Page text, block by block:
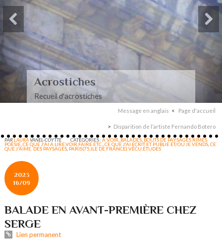
Acrostiches
Recueil d'acrostiches
Message en anglais Page d'accueil
Disparition de l’artiste Fernando Botero
PARLAURAVANEL-COYTTE CATÉGORIES :A VOIR ,BALADES BOUTS DE PAYSAGES RIMÉS.
POÉSIE ,CE QUE J'AI A LIRE,VOIR,FAIRE ETC. ,CE QUE J'AI ECRIT ET PUBLIE ET/OU JE VENDS ,CE
QUE J'AIME. DES PAYSAGES PARIS(75,ILE DE FRANCE):VÉCU,ÉTUDES
2023
16/09
BALADE EN AVANT-PREMIÈRE CHEZ
SERGE
Lien permanent